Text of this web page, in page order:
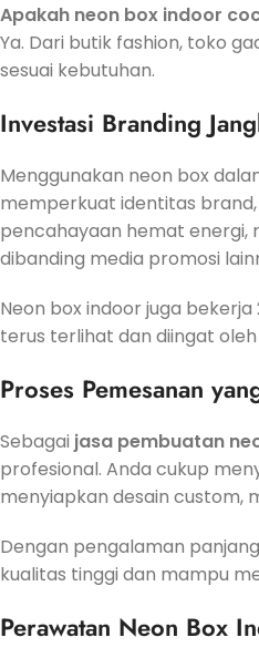
Apakah neon box indoor
Ya. Dari butik fashion, toko
sesuai kebutuhan.
Investasi Branding
Menggunakan neon box
memperkuat identitas
pencahayaan hemat energi,
dibanding media promosi
Neon box indoor juga
terus terlihat dan diingat
Proses Pemesanan
Sebagai jasa pembuatan
profesional. Anda cukup
menyiapkan desain custom,
Dengan pengalaman
kualitas tinggi dan mampu
Perawatan Neon Box